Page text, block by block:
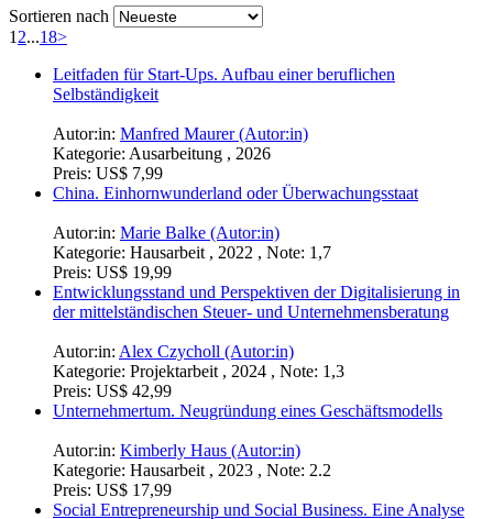
Sortieren nach
12...18>
Leitfaden für Start-Ups. Aufbau einer beruflichen
Selbständigkeit
Autor:in:Manfred Maurer (Autor:in)
Kategorie: Ausarbeitung , 2026
Preis:US$ 7,99
Autor:in:Marie Balke (Autor:in)
Kategorie: Hausarbeit , 2022 , Note: 1,7
Preis:US$ 19,99
Entwicklungsstand und Perspektiven der Digitalisierung in
Autor:in:Alex Czycholl (Autor:in)
Preis:US$ 42,99
Unternehmertum. Neugründung eines Geschäftsmodells